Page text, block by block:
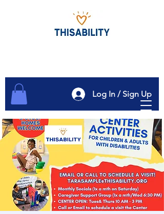
Log In / Sign Up